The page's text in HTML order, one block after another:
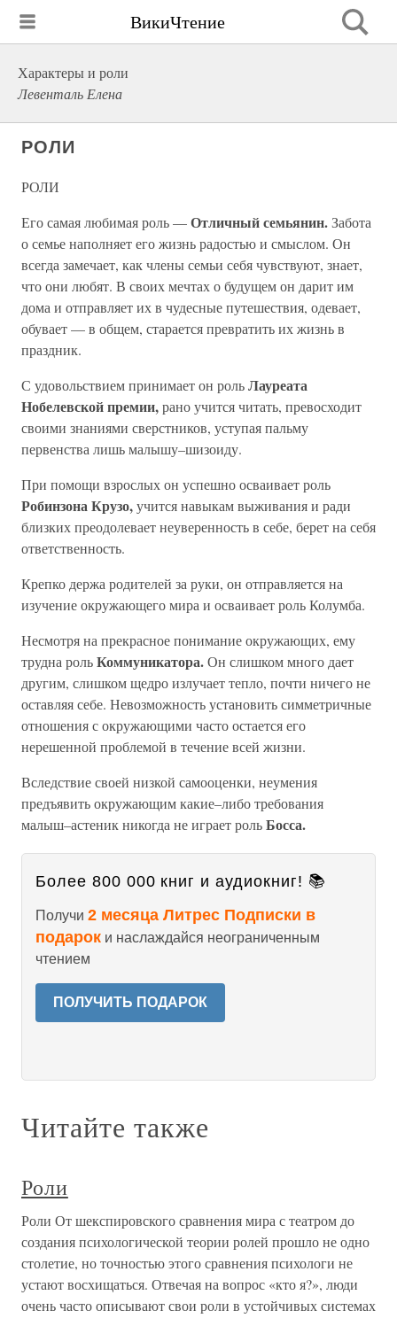
ВикиЧтение
Характеры и роли
Левенталь Елена
РОЛИ
РОЛИ
Его самая любимая роль —Отличный семьянин.Забота
о семье наполняет его жизнь радостью и смыслом. Он
всегда замечает, как члены семьи себя чувствуют, знает,
что они любят. В своих мечтах о будущем он дарит им
дома и отправляет их в чудесные путешествия, одевает,
обувает — в общем, старается превратить их жизнь в
праздник.
С удовольствием принимает он рольЛауреата
Нобелевской премии,рано учится читать, превосходит
своими знаниями сверстников, уступая пальму
первенства лишь малышу–шизоиду.
При помощи взрослых он успешно осваивает роль
Робинзона Крузо,учится навыкам выживания и ради
близких преодолевает неуверенность в себе, берет на себя
ответственность.
Крепко держа родителей за руки, он отправляется на
изучение окружающего мира и осваивает роль Колумба.
Несмотря на прекрасное понимание окружающих, ему
трудна рольКоммуникатора.Он слишком много дает
другим, слишком щедро излучает тепло, почти ничего не
оставляя себе. Невозможность установить симметричные
отношения с окружающими часто остается его
нерешенной проблемой в течение всей жизни.
Вследствие своей низкой самооценки, неумения
предъявить окружающим какие–либо требования
малыш–астеник никогда не играет рольБосса.
Более 800 000 книг и аудиокниг! 📚
Получи 2 месяца Литрес Подписки в
подарок и наслаждайся неограниченным
чтением
ПОЛУЧИТЬ ПОДАРОК
Читайте также
Роли
Роли От шекспировского сравнения мира с театром до
создания психологической теории ролей прошло не одно
столетие, но точностью этого сравнения психологи не
устают восхищаться. Отвечая на вопрос «кто я?», люди
очень часто описывают свои роли в устойчивых системах